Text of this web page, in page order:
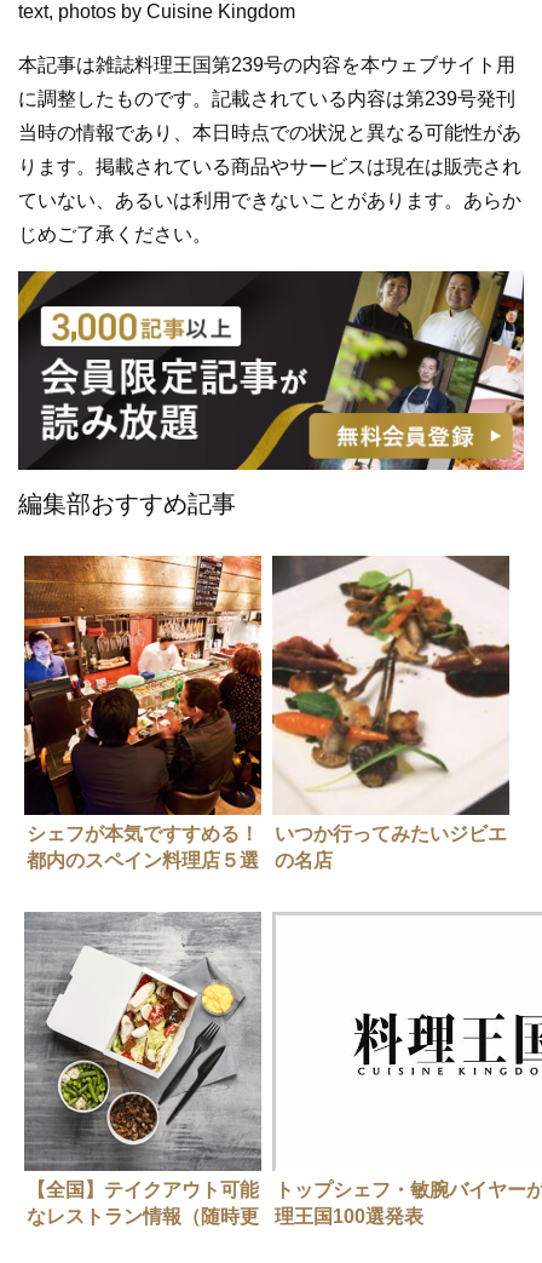
text, photos by Cuisine Kingdom
本記事は雑誌料理王国第239号の内容を本ウェブサイト用
に調整したものです。記載されている内容は第239号発刊
当時の情報であり、本日時点での状況と異なる可能性があ
ります。掲載されている商品やサービスは現在は販売され
ていない、あるいは利用できないことがあります。あらか
じめご了承ください。
編集部おすすめ記事
シェフが本気ですすめる！
都内のスペイン料理店５選
いつか行ってみたいジビエ
の名店
【全国】テイクアウト可能
なレストラン情報（随時更
トップシェフ・敏腕バイヤー
理王国100選発表